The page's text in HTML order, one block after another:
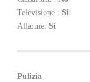
Televisione : Si
Allarme: Si
Pulizia